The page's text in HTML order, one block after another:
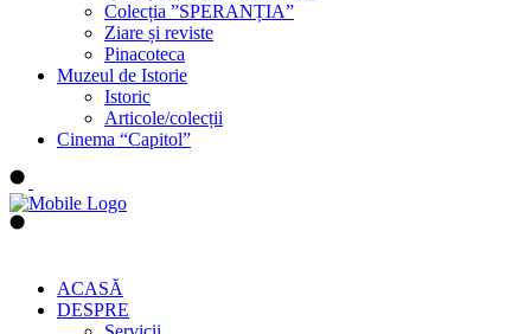
Colecția ”SPERANȚIA”
Ziare și reviste
Pinacoteca
Muzeul de Istorie
Istoric
Articole/colecții
Cinema “Capitol”
ACASĂ
DESPRE